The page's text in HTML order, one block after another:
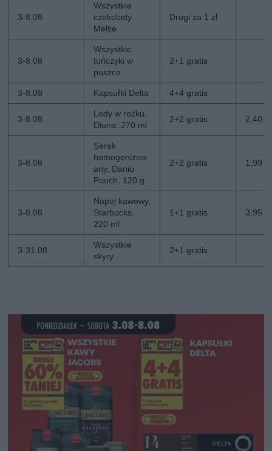
3-8.08
Wszystkie
czekolady
Meltie
Drugi za 1 zł
3-8.08
Wszystkie
tuńczyki w
puszce
2+1 gratis
3-8.08 Kapsułki Delta 4+4 gratis
3-8.08
Lody w rożku,
Diuna, 270 ml
2+2 gratis 2,40
3-8.08
Serek
homogenizow
any, Danio
Pouch, 120 g
2+2 gratis 1,99
3-8.08
Napój kawowy,
Starbucks,
220 ml
1+1 gratis 3,95
3-31.08
Wszystkie
skyry
2+1 gratis